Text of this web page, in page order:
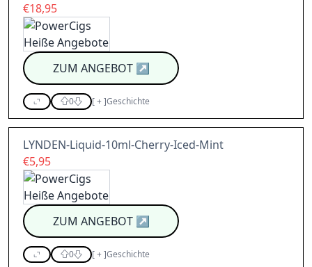
€18,95
ZUM ANGEBOT↗
0 [+]Geschichte
LYNDEN-Liquid-10ml-Cherry-Iced-Mint
€5,95
ZUM ANGEBOT↗
0 [+]Geschichte